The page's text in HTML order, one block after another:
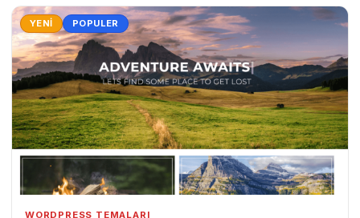
YENI POPULER
WORDPRESS TEMALARI